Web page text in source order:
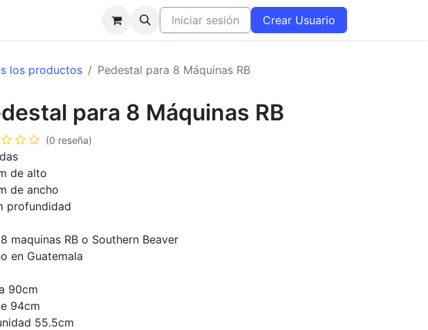
Iniciar sesión Crear Usuario
los productos Pedestal para 8 Máquinas RB
para 8 Máquinas RB
(0 reseña)
de alto
de ancho
profundidad
maquinas RB o Southern Beaver
en Guatemala
90cm
94cm
55.5cm